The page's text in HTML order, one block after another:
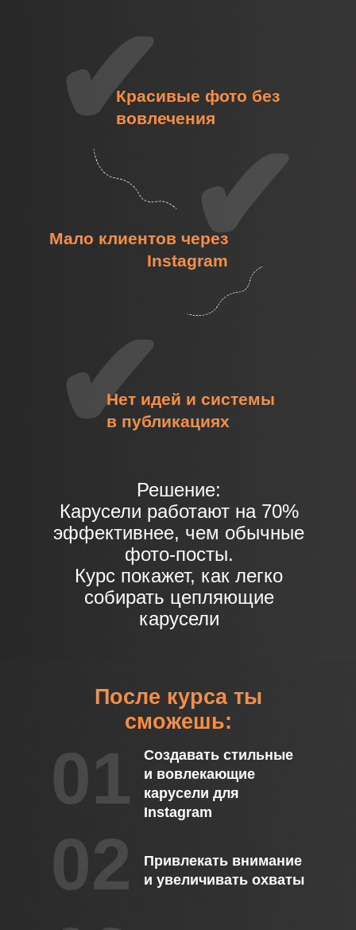
Решение:
Карусели работают на 70%
эффективнее, чем обычные
фото-посты.
Курс покажет, как легко
собирать цепляющие
карусели
✔Красивые фото без
вовлечения
✔
Мало клиентов через
Instagram
✔
Нет идей и системы
в публикациях
После курса ты
сможешь:
01
Создавать стильные
и вовлекающие
карусели для
Instagram
02
Привлекать внимание
и увеличивать охваты